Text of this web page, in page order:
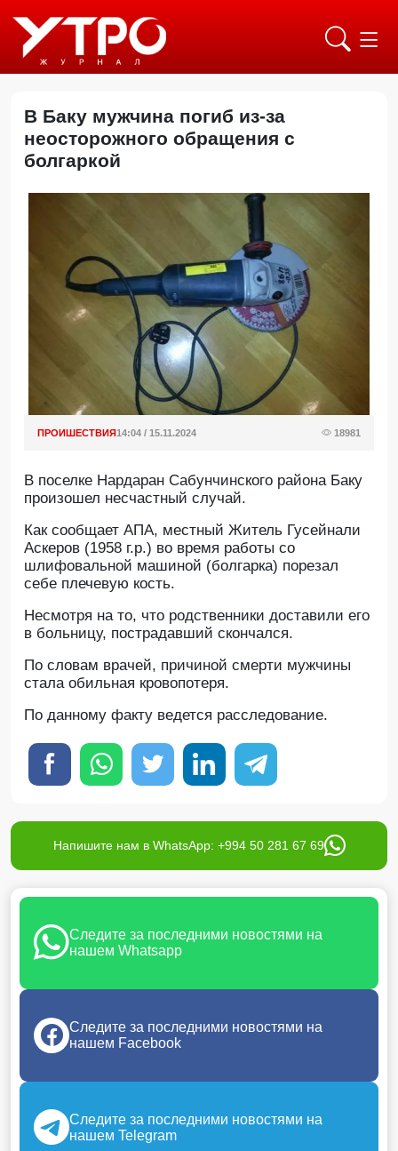
В Баку мужчина погиб из-за
неосторожного обращения с
болгаркой
ПРОИШЕСТВИЯ14:04 / 15.11.2024 18981
В поселке Нардаран Сабунчинского района Баку
произошел несчастный случай.
Как сообщает АПА, местный Житель Гусейнали
Аскеров (1958 г.р.) во время работы со
шлифовальной машиной (болгарка) порезал
себе плечевую кость.
Несмотря на то, что родственники доставили его
в больницу, пострадавший скончался.
По словам врачей, причиной смерти мужчины
стала обильная кровопотеря.
По данному факту ведется расследование.
Напишите нам в WhatsApp: +994 50 281 67 69
Следите за последними новостями на
нашем Whatsapp
Следите за последними новостями на
нашем Facebook
Следите за последними новостями на
нашем Telegram